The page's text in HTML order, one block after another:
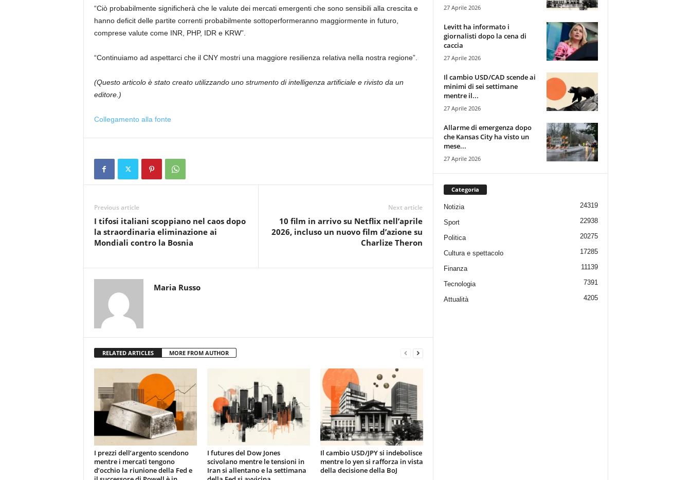
“Ciò probabilmente significherà che le valute dei mercati emergenti che sono sensibili alla crescita e
hanno deficit delle partite correnti probabilmente sottoperformeranno maggiormente in futuro,
comprese valute come INR, PHP, IDR e KRW”.
“Continuiamo ad aspettarci che il CNY mostri una maggiore resilienza relativa nella nostra regione”.
(Questo articolo è stato creato utilizzando uno strumento di intelligenza artificiale e rivisto da un
editore.)
Collegamento alla fonte
Previous article
I tifosi italiani scoppiano nel caos dopo
la straordinaria eliminazione ai
Mondiali contro la Bosnia
Next article
10 film in arrivo su Netflix nell’aprile
2026, incluso un nuovo film d’azione su
Charlize Theron
Maria Russo
RELATED ARTICLES MORE FROM AUTHOR
I prezzi dell’argento scendono
mentre i mercati tengono
d’occhio la riunione della Fed e
I futures del Dow Jones
scivolano mentre le tensioni in
Iran si allentano e la settimana
Il cambio USD/JPY si indebolisce
mentre lo yen si rafforza in vista
della decisione della BoJ
27 Aprile 2026
Levitt ha informato i
giornalisti dopo la cena di
caccia
27 Aprile 2026
Il cambio USD/CAD scende ai
minimi di sei settimane
mentre il...
27 Aprile 2026
Allarme di emergenza dopo
che Kansas City ha visto un
mese...
27 Aprile 2026
Categoria
Notizia 24319
Sport 22938
Politica 20275
Cultura e spettacolo 17285
Finanza 11139
Tecnologia 7391
Attualità 4205